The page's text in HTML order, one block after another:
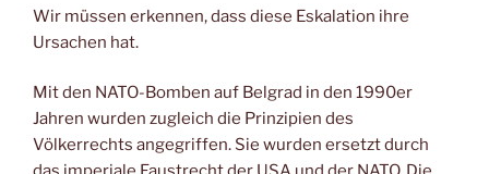
Wir müssen erkennen, dass diese Eskalation ihre
Ursachen hat.
Mit den NATO-Bomben auf Belgrad in den 1990er
Jahren wurden zugleich die Prinzipien des
Völkerrechts angegriffen. Sie wurden ersetzt durch